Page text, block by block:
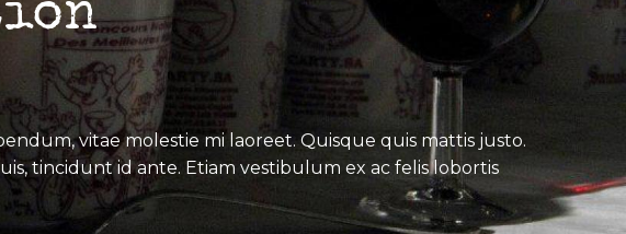
vitae molestie mi laoreet. Quisque quis mattis justo.
tincidunt id ante. Etiam vestibulum ex ac felis lobortis